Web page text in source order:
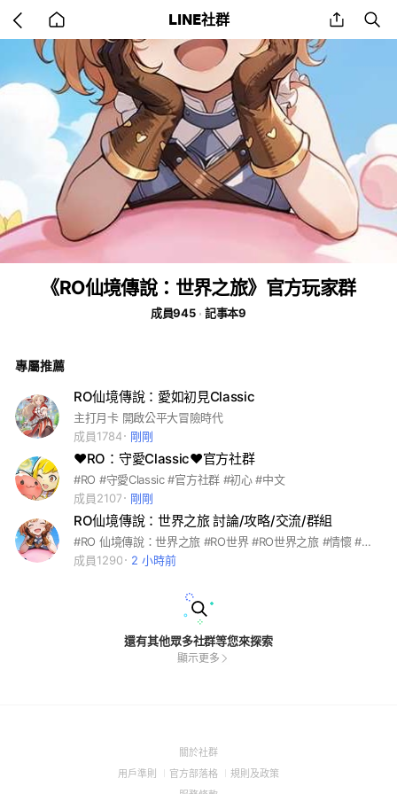
back
to
home
LINE社群 share
《RO仙境傳說：世界之旅》官方玩家群
成員945 記事本9
專屬推薦
RO仙境傳說：愛如初見Classic
主打月卡 開啟公平大冒險時代
成員1784
剛剛
❤️RO：守愛Classic❤️官方社群
#RO #守愛Classic #官方社群 #初心 #中文
成員2107
剛剛
RO仙境傳說：世界之旅 討論/攻略/交流/群組
#RO 仙境傳說：世界之旅 #RO世界 #RO世界之旅 #情懷 #攻略 #手遊 #RO仙境傳說
成員1290
2 小時前
還有其他眾多社群等您來探索
顯示更多
關於社群(Open
用戶準則
(Open
官方部落格
(Open
規則及政策(Open